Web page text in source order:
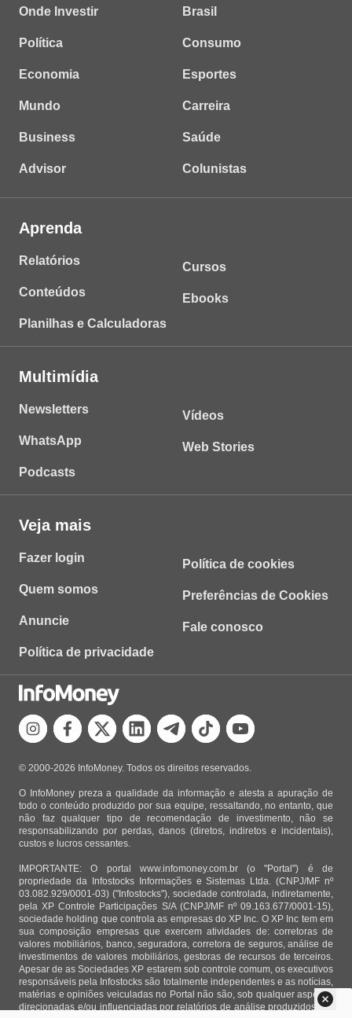
Onde Investir
Política
Economia
Mundo
Business
Advisor
Brasil
Consumo
Esportes
Carreira
Saúde
Colunistas
Aprenda
Relatórios
Conteúdos
Planilhas e Calculadoras
Cursos
Ebooks
Multimídia
Newsletters
WhatsApp
Podcasts
Vídeos
Web Stories
Veja mais
Fazer login
Quem somos
Anuncie
Política de privacidade
Política de cookies
Preferências de Cookies
Fale conosco
© 2000-2026 InfoMoney. Todos os direitos reservados.
O InfoMoney preza a qualidade da informação e atesta a apuração de
todo o conteúdo produzido por sua equipe, ressaltando, no entanto, que
não faz qualquer tipo de recomendação de investimento, não se
responsabilizando por perdas, danos (diretos, indiretos e incidentais),
custos e lucros cessantes.
IMPORTANTE: O portal www.infomoney.com.br (o "Portal") é de
propriedade da Infostocks Informações e Sistemas Ltda. (CNPJ/MF nº
03.082.929/0001-03) ("Infostocks"), sociedade controlada, indiretamente,
pela XP Controle Participações S/A (CNPJ/MF nº 09.163.677/0001-15),
sociedade holding que controla as empresas do XP Inc. O XP Inc tem em
sua composição empresas que exercem atividades de: corretoras de
valores mobiliários, banco, seguradora, corretora de seguros, análise de
investimentos de valores mobiliários, gestoras de recursos de terceiros.
Apesar de as Sociedades XP estarem sob controle comum, os executivos
responsáveis pela Infostocks são totalmente independentes e as notícias,
matérias e opiniões veiculadas no Portal não são, sob qualquer aspecto,
direcionadas e/ou influenciadas por relatórios de análise produzidos por